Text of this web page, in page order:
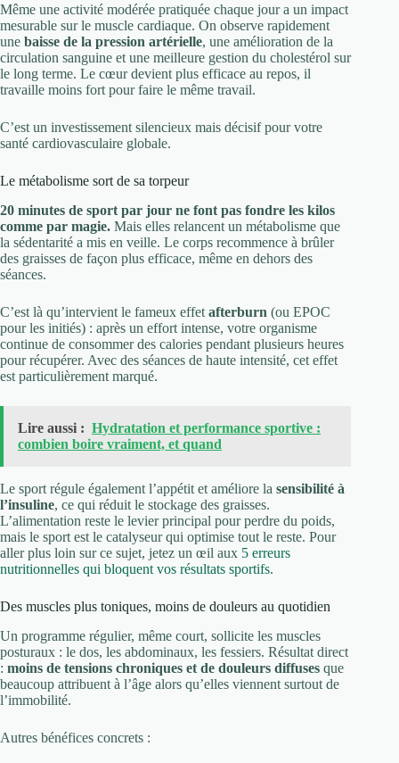
Même une activité modérée pratiquée chaque jour a un impact
mesurable sur le muscle cardiaque. On observe rapidement
une baisse de la pression artérielle, une amélioration de la
circulation sanguine et une meilleure gestion du cholestérol sur
le long terme. Le cœur devient plus efficace au repos, il
travaille moins fort pour faire le même travail.
C’est un investissement silencieux mais décisif pour votre
santé cardiovasculaire globale.
Le métabolisme sort de sa torpeur
20 minutes de sport par jour ne font pas fondre les kilos
comme par magie. Mais elles relancent un métabolisme que
la sédentarité a mis en veille. Le corps recommence à brûler
des graisses de façon plus efficace, même en dehors des
séances.
C’est là qu’intervient le fameux effet afterburn (ou EPOC
pour les initiés) : après un effort intense, votre organisme
continue de consommer des calories pendant plusieurs heures
pour récupérer. Avec des séances de haute intensité, cet effet
est particulièrement marqué.
Lire aussi : Hydratation et performance sportive :
combien boire vraiment, et quand
Le sport régule également l’appétit et améliore la sensibilité à
l’insuline, ce qui réduit le stockage des graisses.
L’alimentation reste le levier principal pour perdre du poids,
mais le sport est le catalyseur qui optimise tout le reste. Pour
aller plus loin sur ce sujet, jetez un œil aux 5 erreurs
nutritionnelles qui bloquent vos résultats sportifs.
Des muscles plus toniques, moins de douleurs au quotidien
Un programme régulier, même court, sollicite les muscles
posturaux : le dos, les abdominaux, les fessiers. Résultat direct
: moins de tensions chroniques et de douleurs diffuses que
beaucoup attribuent à l’âge alors qu’elles viennent surtout de
l’immobilité.
Autres bénéfices concrets :